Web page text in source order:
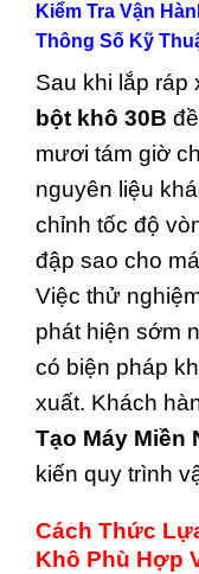
Kiểm Tra Vận
Thông Số Kỹ
Sau khi lắp ráp
bột khô 30B
mươi tám giờ
nguyên liệu
chỉnh tốc độ
đập sao cho
Việc thử
phát hiện sớm
có biện pháp
xuất. Khách
Tạo Máy Miền
kiến quy trình
Cách Thức
Khô Phù Hợp